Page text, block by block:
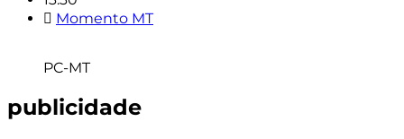
Momento MT
PC-MT
publicidade